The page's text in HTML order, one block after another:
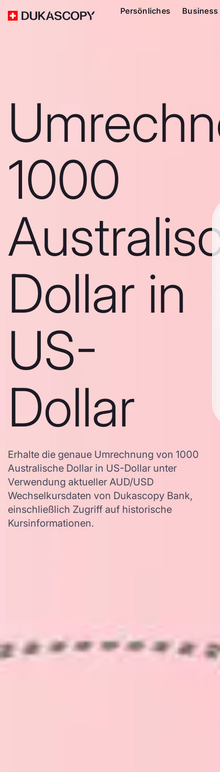
Persönliches Business
1000
Dollar in
US-
Dollar
Erhalte die genaue Umrechnung von 1000
Australische Dollar in US-Dollar unter
Verwendung aktueller AUD/USD
Wechselkursdaten von Dukascopy Bank,
einschließlich Zugriff auf historische
Kursinformationen.